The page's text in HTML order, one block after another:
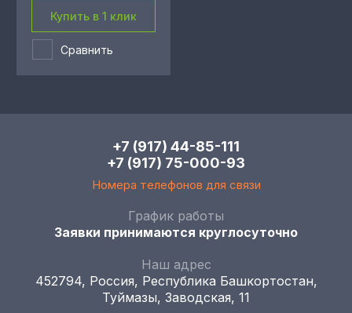
Купить в 1 клик
Сравнить
+7 (917) 44-85-111
+7 (917) 75-000-93
Номера телефонов для связи
График работы
Заявки принимаются круглосуточно
Наш адрес
452794, Россия, Республика Башкортостан,
Туймазы, Заводская, 11